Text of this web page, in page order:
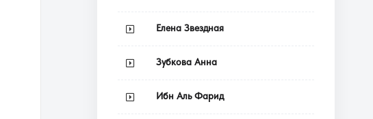
Елена Звездная
Зубкова Анна
Ибн Аль Фарид